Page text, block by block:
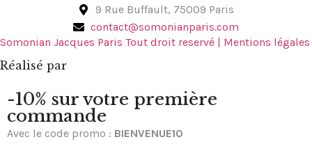
9 Rue Buffault, 75009 Paris
contact@somonianparis.com
Somonian Jacques Paris Tout droit reservé | Mentions légales
Réalisé par
-10% sur votre première
commande
Avec le code promo : BIENVENUE10